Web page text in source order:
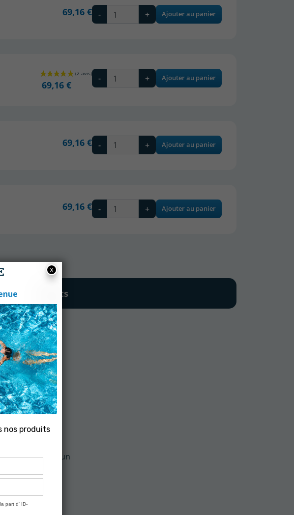
69,16 € - + Ajouter au panier
69,16 €
- + Ajouter au panier
69,16 € - + Ajouter au panier
69,16 € - + Ajouter au panier
Avis clients
et
4
d'effectuer un